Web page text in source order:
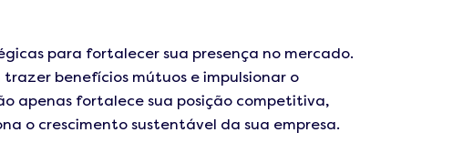
para fortalecer sua presença no mercado.
benefícios mútuos e impulsionar o
apenas fortalece sua posição competitiva,
o crescimento sustentável da sua empresa.